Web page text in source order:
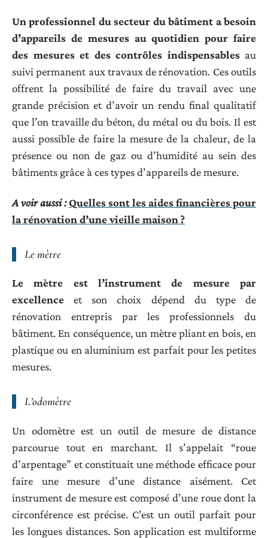
Un professionnel du secteur du bâtiment a besoin
d’appareils de mesures au quotidien pour faire
des mesures et des contrôles indispensablesau
suivi permanent aux travaux de rénovation. Ces outils
offrent la possibilité de faire du travail avec une
grande précision et d’avoir un rendu final qualitatif
que l’on travaille du béton, du métal ou du bois. Il est
aussi possible de faire la mesure de la chaleur, de la
présence ou non de gaz ou d’humidité au sein des
bâtiments grâce à ces types d’appareils de mesure.
A voir aussi :Quelles sont les aides financières pour
la rénovation d’une vieille maison ?
Le mètre
Le mètre est l’instrument de mesure par
excellence et son choix dépend du type de
rénovation entrepris par les professionnels du
bâtiment. En conséquence, un mètre pliant en bois, en
plastique ou en aluminium est parfait pour les petites
mesures.
L’odomètre
Un odomètre est un outil de mesure de distance
parcourue tout en marchant. Il s’appelait “roue
d’arpentage” et constituait une méthode efficace pour
faire une mesure d’une distance aisément. Cet
instrument de mesure est composé d’une roue dont la
circonférence est précise. C’est un outil parfait pour
les longues distances. Son application est multiforme